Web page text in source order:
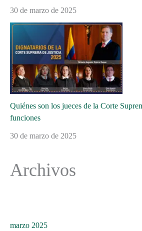
30 de marzo de 2025
Quiénes son los jueces de la Corte
funciones
30 de marzo de 2025
Archivos
marzo 2025